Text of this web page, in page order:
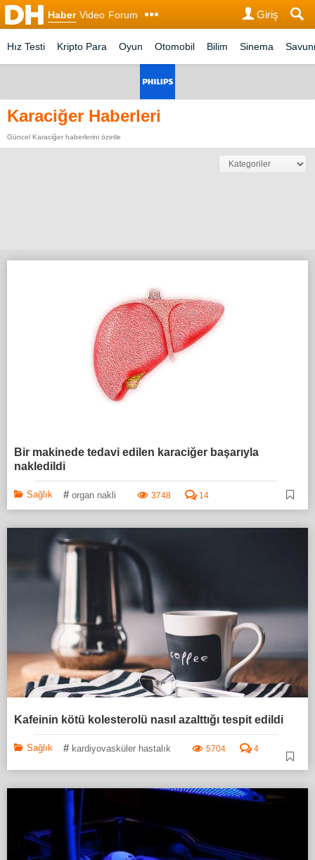
Haber Video Forum Giriş
Hız Testi Kripto Para Oyun Otomobil Bilim Sinema
Karaciğer Haberleri
Güncel Karaciğer haberlerini özetle
Bir makinede tedavi edilen karaciğer başarıyla
nakledildi
Sağlık # organ nakli 3748 14
Kafeinin kötü kolesterolü nasıl azalttığı tespit edildi
Sağlık # kardiyovasküler hastalık 5704 4